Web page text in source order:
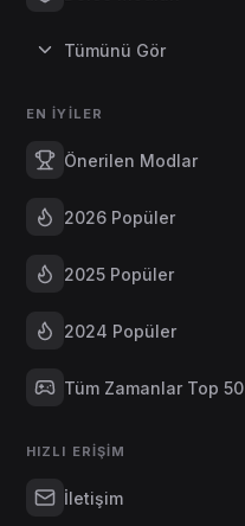
Tümünü Gör
EN İYILER
Önerilen Modlar
2026 Popüler
2025 Popüler
2024 Popüler
Tüm Zamanlar Top 50
HIZLI ERIŞIM
İletişim